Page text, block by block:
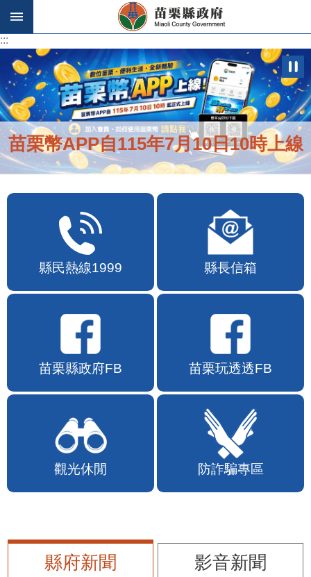
跳到主要內容區塊
:::
苗栗幣APP自115年7月10日10時上線
縣民熱線1999 縣長信箱
苗栗縣政府FB 苗栗玩透透FB
觀光休閒 防詐騙專區
縣府新聞
影音新聞